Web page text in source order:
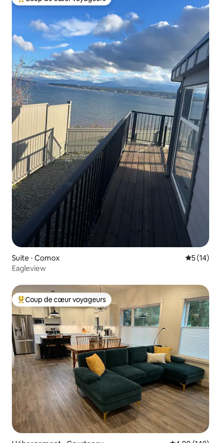
Coups de cœur voyageurs les plus appréciés
Suite ⋅ Comox
5 (14)
Eagleview
Coups de cœur voyageurs les plus appréciés
Coup de cœur voyageurs